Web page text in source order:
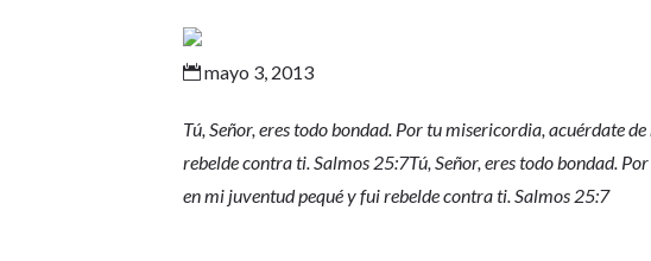
 mayo 3, 2013
Tú, Señor, eres todo bondad. Por tu misericordia, acuérdate
rebelde contra ti. Salmos 25:7Tú, Señor, eres todo bondad.
en mi juventud pequé y fui rebelde contra ti. Salmos 25:7